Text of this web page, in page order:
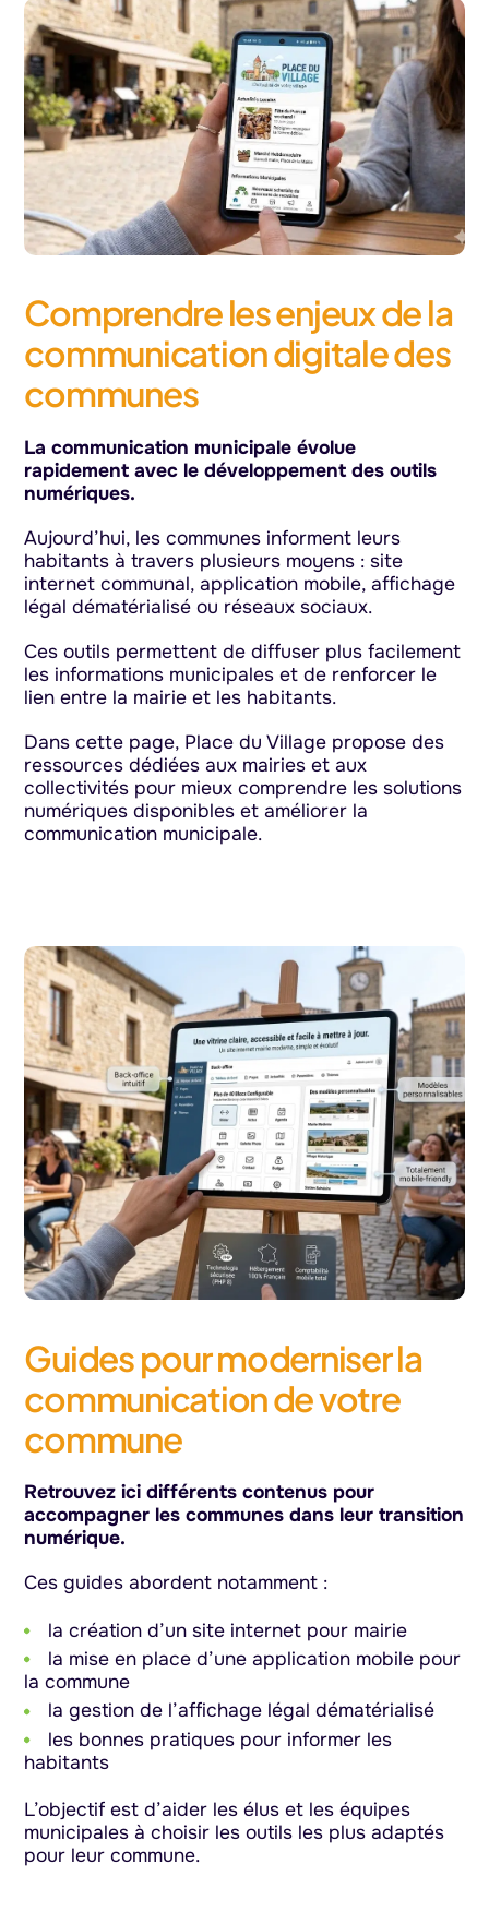
Comprendre les enjeux de la
communication digitale des
communes
La communication municipale évolue
rapidement avec le développement des outils
numériques.
Aujourd’hui, les communes informent leurs
habitants à travers plusieurs moyens : site
internet communal, application mobile, affichage
légal dématérialisé ou réseaux sociaux.
Ces outils permettent de diffuser plus facilement
les informations municipales et de renforcer le
lien entre la mairie et les habitants.
Dans cette page, Place du Village propose des
ressources dédiées aux mairies et aux
collectivités pour mieux comprendre les solutions
numériques disponibles et améliorer la
communication municipale.
Guides pour moderniser la
communication de votre
commune
Retrouvez ici différents contenus pour
accompagner les communes dans leur transition
numérique.
Ces guides abordent notamment :
la création d’un site internet pour mairie
la mise en place d’une application mobile pour
la commune
la gestion de l’affichage légal dématérialisé
les bonnes pratiques pour informer les
habitants
L’objectif est d’aider les élus et les équipes
municipales à choisir les outils les plus adaptés
pour leur commune.